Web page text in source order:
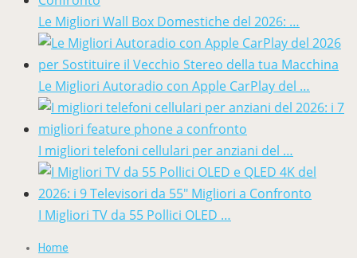
Le Migliori Wall Box Domestiche del 2026: …
Le Migliori Autoradio con Apple CarPlay del …
I migliori telefoni cellulari per anziani del …
I Migliori TV da 55 Pollici OLED …
Home